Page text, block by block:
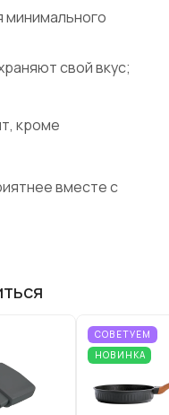
минимального
свой вкус;
кроме
вместе с
СОВЕТУЕМ
НОВИНКА